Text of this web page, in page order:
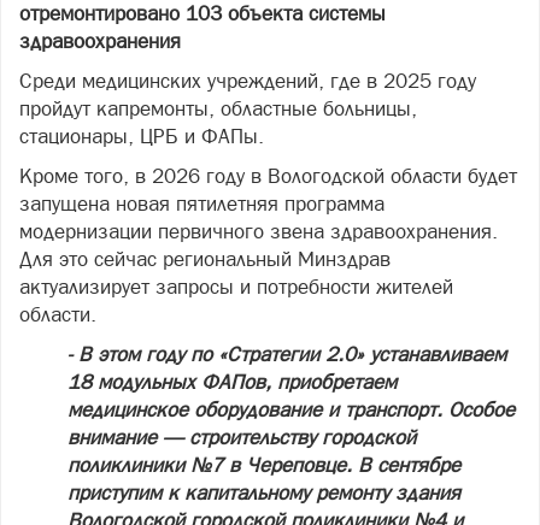
отремонтировано 103 объекта системы
здравоохранения
Среди медицинских учреждений, где в 2025 году
пройдут капремонты, областные больницы,
стационары, ЦРБ и ФАПы.
Кроме того, в 2026 году в Вологодской области будет
запущена новая пятилетняя программа
модернизации первичного звена здравоохранения.
Для это сейчас региональный Минздрав
актуализирует запросы и потребности жителей
области.
- В этом году по «Стратегии 2.0» устанавливаем
18 модульных ФАПов, приобретаем
медицинское оборудование и транспорт. Особое
внимание — строительству городской
поликлиники №7 в Череповце. В сентябре
приступим к капитальному ремонту здания